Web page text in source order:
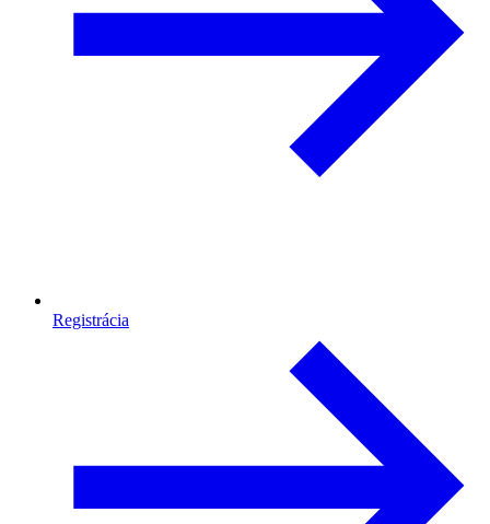
Registrácia